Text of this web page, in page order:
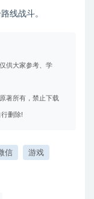
线战斗。
供大家参考、学
著所有，禁止下载
删除!
信 游戏